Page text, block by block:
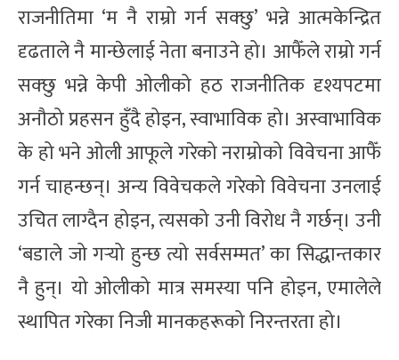
राजनीतिमा ‘म नै राम्रो गर्न सक्छु’ भन्ने आत्मकेन्द्रित
दृढताले नै मान्छेलाई नेता बनाउने हो। आफैँले राम्रो गर्न
सक्छु भन्ने केपी ओलीको हठ राजनीतिक दृश्यपटमा
अनौठो प्रहसन हुँदै होइन, स्वाभाविक हो। अस्वाभाविक
के हो भने ओली आफूले गरेको नराम्रोको विवेचना आफैँ
गर्न चाहन्छन्। अन्य विवेचकले गरेको विवेचना उनलाई
उचित लाग्दैन होइन, त्यसको उनी विरोध नै गर्छन्। उनी
‘बडाले जो गर्‍यो हुन्छ त्यो सर्वसम्मत’ का सिद्धान्तकार
नै हुन्। यो ओलीको मात्र समस्या पनि होइन, एमालेले
स्थापित गरेका निजी मानकहरूको निरन्तरता हो।